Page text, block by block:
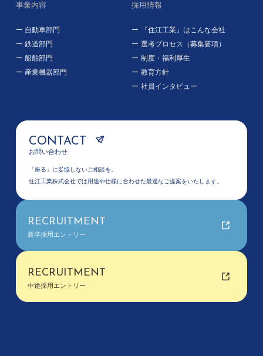
事業内容
自動車部門
鉄道部門
船舶部門
産業機器部門
採用情報
『住江工業』はこんな会社
選考プロセス（募集要項）
制度・福利厚生
教育方針
社員インタビュー
CONTACT
お問い合わせ
「座る」に妥協しないご相談を。
住江工業株式会社では用途や仕様に合わせた最適なご提案をいたします。
RECRUITMENT
新卒採用エントリー
RECRUITMENT
中途採用エントリー